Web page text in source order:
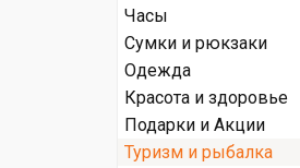
Часы
Сумки и рюкзаки
Одежда
Красота и здоровье
Подарки и Акции
Туризм и рыбалка